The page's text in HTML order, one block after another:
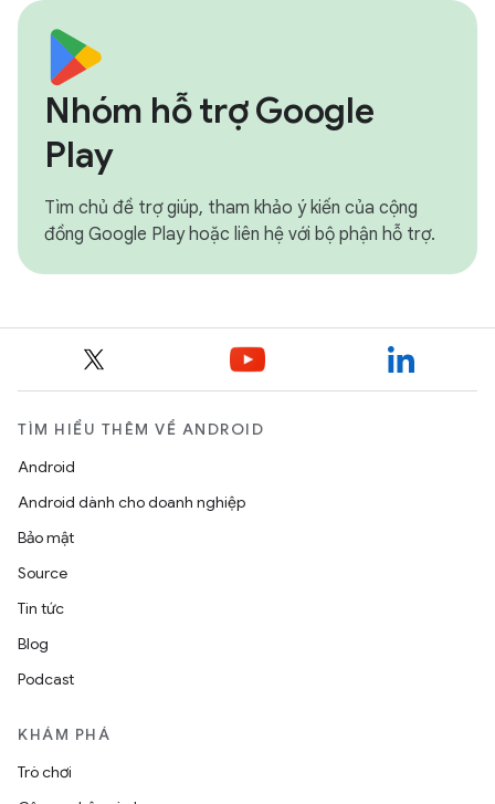
Nhóm hỗ trợ Google
Play
Tìm chủ đề trợ giúp, tham khảo ý kiến của cộng
đồng Google Play hoặc liên hệ với bộ phận hỗ trợ.
TÌM HIỂU THÊM VỀ ANDROID
Android
Android dành cho doanh nghiệp
Bảo mật
Source
Tin tức
Blog
Podcast
KHÁM PHÁ
Trò chơi